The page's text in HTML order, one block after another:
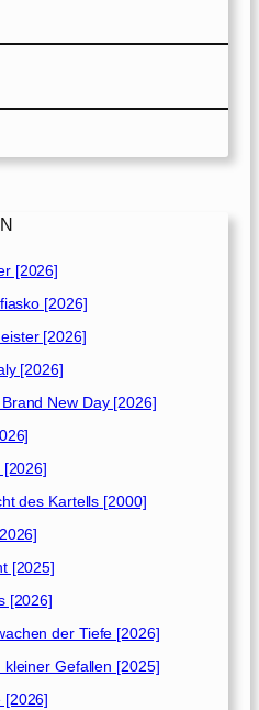
[2026]
[2026]
[2026]
[2026]
New Day [2026]
[2026]
des Kartells [2000]
[2025]
[2026]
der Tiefe [2026]
kleiner Gefallen [2025]
[2026]